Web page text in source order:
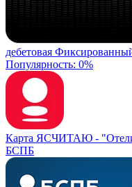
дебетовая
Популярность: 0%
Карта ЯСЧИТАЮ -
БСПБ